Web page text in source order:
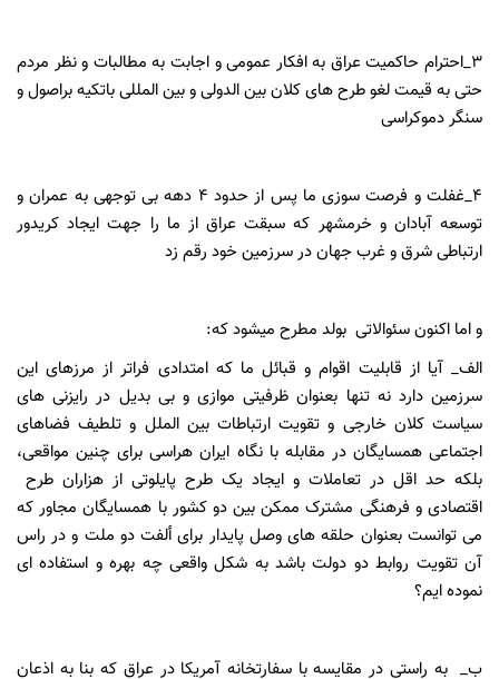
۳_احترام حاکمیت عراق به افکار عمومی و اجابت به مطالبات و نظر مردم
حتی به قیمت لغو طرح های کلان بین الدولی و بين المللی باتکیه براصول و
سنگر دموکراسی
۴_غفلت و فرصت سوزی ما پس از حدود ۴ دهه بی توجهی به عمران و
توسعه آبادان و خرمشهر که سبقت عراق از ما را جهت ایجاد کریدور
ارتباطی شرق و غرب جهان در سرزمین خود رقم زد
و اما اکنون سئوالاتی بولد مطرح میشود که:
الف_ آیا از قابلیت اقوام و قبائل ما که امتدادی فراتر از مرزهای این
سرزمین دارد نه تنها بعنوان ظرفیتی موازی و بی بدیل در رایزنی های
سیاست کلان خارجی و تقویت ارتباطات بین الملل و تلطیف فضاهای
اجتماعی همسایگان در مقابله با نگاه ایران هراسی برای چنین مواقعی،
بلکه حد اقل در تعاملات و ایجاد یک طرح پایلوتی از هزاران طرح
اقتصادی و فرهنگی مشترک ممکن بین دو کشور با همسایگان مجاور که
می توانست بعنوان حلقه های وصل پایدار برای ألفت دو ملت و در راس
آن تقویت روابط دو دولت باشد به شکل واقعی چه بهره و استفاده ای
نموده ایم؟
ب_ به راستی در مقایسه با سفارتخانه آمریکا در عراق که بنا به اذعان